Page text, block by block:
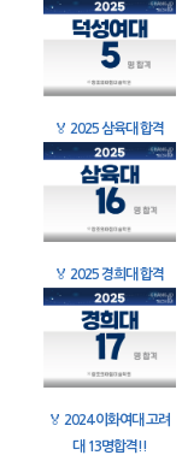
🏅 2025 삼육대 합격
🏅 2025 경희대 합격
🏅 2024 이화여대 고려
대 13명합격!!